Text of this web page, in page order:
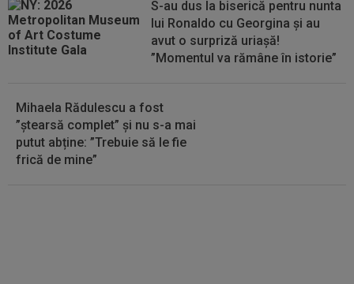
S-au dus la biserică pentru nunta
lui Ronaldo cu Georgina și au
avut o surpriză uriașă!
”Momentul va rămâne în istorie”
Mihaela Rădulescu a fost
”ștearsă complet” și nu s-a mai
putut abține: ”Trebuie să le fie
frică de mine”